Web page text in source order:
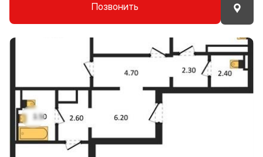
Позвонить
Прокрутить влево